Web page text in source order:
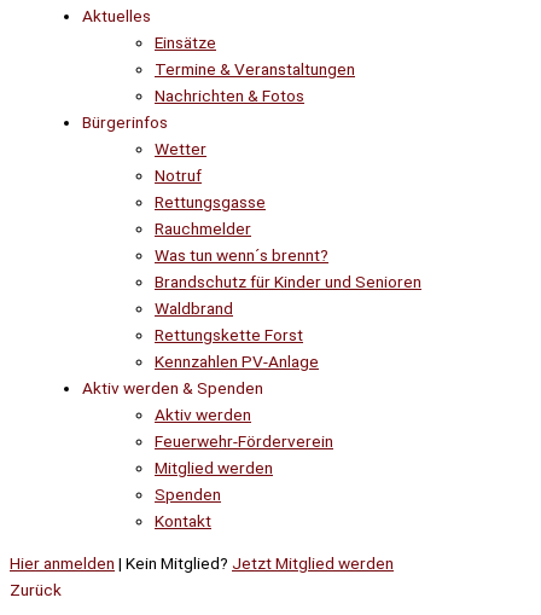
Aktuelles
Einsätze
Termine & Veranstaltungen
Nachrichten & Fotos
Bürgerinfos
Wetter
Notruf
Rettungsgasse
Rauchmelder
Was tun wenn´s brennt?
Brandschutz für Kinder und Senioren
Waldbrand
Rettungskette Forst
Kennzahlen PV-Anlage
Aktiv werden & Spenden
Aktiv werden
Feuerwehr-Förderverein
Mitglied werden
Spenden
Kontakt
Hier anmelden | Kein Mitglied? Jetzt Mitglied werden
Zurück